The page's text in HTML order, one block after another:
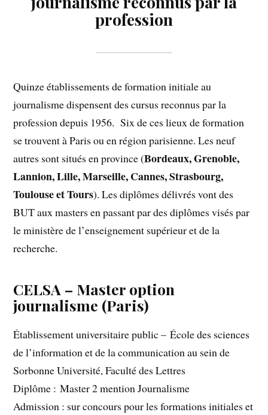
profession
Quinze établissements de formation initiale au
journalisme dispensent des cursus reconnus par la
profession depuis 1956. Six de ces lieux de formation
se trouvent à Paris ou en région parisienne. Les neuf
autres sont situés en province (Bordeaux, Grenoble,
Lannion, Lille, Marseille, Cannes, Strasbourg,
Toulouse et Tours). Les diplômes délivrés vont des
BUT aux masters en passant par des diplômes visés par
le ministère de l’enseignement supérieur et de la
recherche.
CELSA – Master option
journalisme (Paris)
Établissement universitaire public – École des sciences
de l’information et de la communication au sein de
Sorbonne Université, Faculté des Lettres
Diplôme : Master 2 mention Journalisme
Admission : sur concours pour les formations initiales et